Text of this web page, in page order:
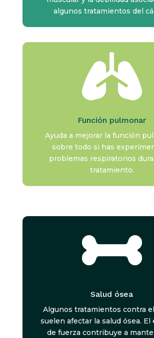
algunos tratamientos del

Función pulmonar
Ayuda a mejorar la función
sobre todo si has
problemas respiratorios
tratamiento.

Salud ósea
Algunos tratamientos contra
suelen afectar la salud ósea. El
de fuerza contribuye a